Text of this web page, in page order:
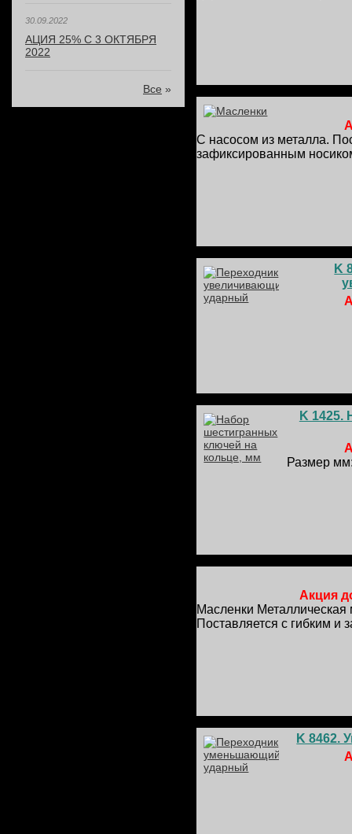
30.09.2022
АЦИЯ 25% С 3 ОКТЯБРЯ
2022
Все »
С насосом из металла.
зафиксированным
K
K 1425.
Размер
Акция
Масленки Металлическая
Поставляется с гибким и
K 8462.